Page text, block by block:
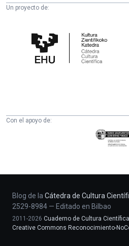
Un proyecto de:
Cultura
Científica
Con el apoyo de:
Eusko
Jaurlaritza
eta
saila
Blog de la Cátedra de Cultura
2529-8984 — Editado en Bilbao
2011-2026 Cuaderno de Cultura Científica
Creative Commons Reconocimiento-